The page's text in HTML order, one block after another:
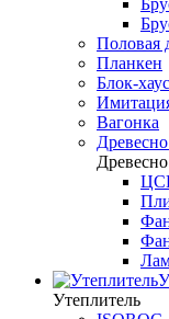
Половая
Планкен
Блок-хаус
Вагонка
Утеплитель